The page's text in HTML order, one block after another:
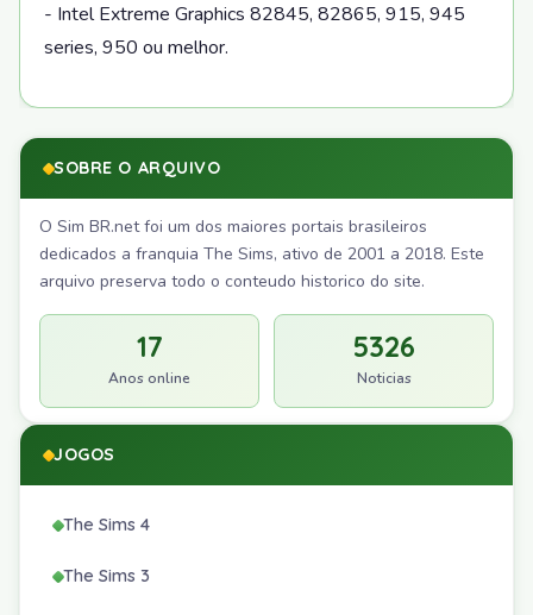
- Intel Extreme Graphics 82845, 82865, 915, 945
series, 950 ou melhor.
SOBRE O ARQUIVO
O Sim BR.net foi um dos maiores portais brasileiros
dedicados a franquia The Sims, ativo de 2001 a 2018. Este
arquivo preserva todo o conteudo historico do site.
17
Anos online
5326
Noticias
JOGOS
The Sims 4
The Sims 3